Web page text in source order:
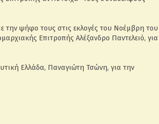
την ψήφο τους στις εκλογές του Νοέμβρη του
Επιτροπής Αλέξανδρο Παντελειό, για
Ελλάδα, Παναγιώτη Τσώνη, για την